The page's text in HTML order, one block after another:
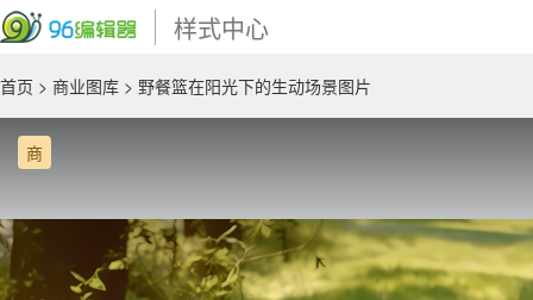
样式中心
首页 > 商业图库 > 野餐篮在阳光下的生动场景图片
商